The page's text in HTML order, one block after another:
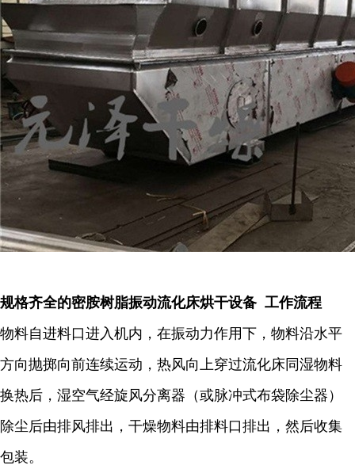
规格齐全的密胺树脂振动流化床烘干设备 工作流程
物料自进料口进入机内，在振动力作用下，物料沿水平
方向抛掷向前连续运动，热风向上穿过流化床同湿物料
换热后，湿空气经旋风分离器（或脉冲式布袋除尘器）
除尘后由排风排出，干燥物料由排料口排出，然后收集
包装。